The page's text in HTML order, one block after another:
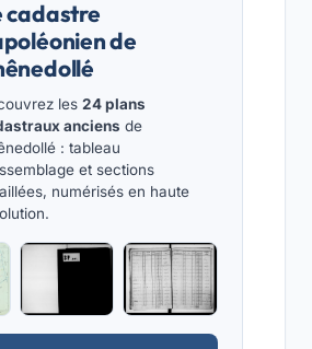
cadastre
de
les 24 plans
anciens de
: tableau
et sections
numérisés en haute